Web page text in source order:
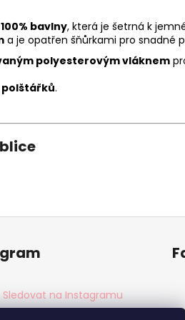
100% bavlny, která je šetrná k
a je opatřen šňůrkami pro snadné
polyesterovým vláknem
.
Sledovat na Instagramu